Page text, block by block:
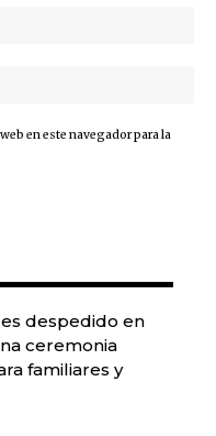
en este navegador para la
despedido en
ceremonia
familiares y